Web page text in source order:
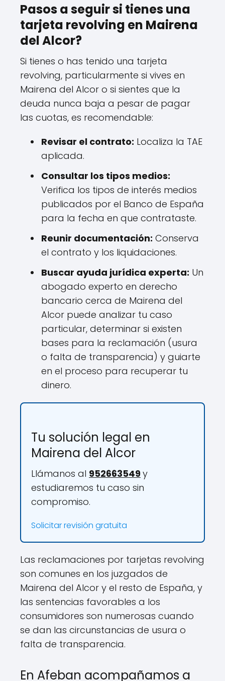
Pasos a seguir si tienes una
tarjeta revolving en Mairena
del Alcor?
Si tienes o has tenido una tarjeta
revolving, particularmente si vives en
Mairena del Alcor o si sientes que la
deuda nunca baja a pesar de pagar
las cuotas, es recomendable:
Revisar el contrato: Localiza la TAE
aplicada.
Consultar los tipos medios:
Verifica los tipos de interés medios
publicados por el Banco de España
para la fecha en que contrataste.
Reunir documentación: Conserva
el contrato y los liquidaciones.
Buscar ayuda jurídica experta: Un
abogado experto en derecho
bancario cerca de Mairena del
Alcor puede analizar tu caso
particular, determinar si existen
bases para la reclamación (usura
o falta de transparencia) y guiarte
en el proceso para recuperar tu
dinero.
Tu solución legal en
Mairena del Alcor
Llámanos al 952663549y
estudiaremos tu caso sin
compromiso.
Solicitar revisión gratuita
Las reclamaciones por tarjetas revolving
son comunes en los juzgados de
Mairena del Alcor y el resto de España, y
las sentencias favorables a los
consumidores son numerosas cuando
se dan las circunstancias de usura o
falta de transparencia.
En Afeban acompañamos a